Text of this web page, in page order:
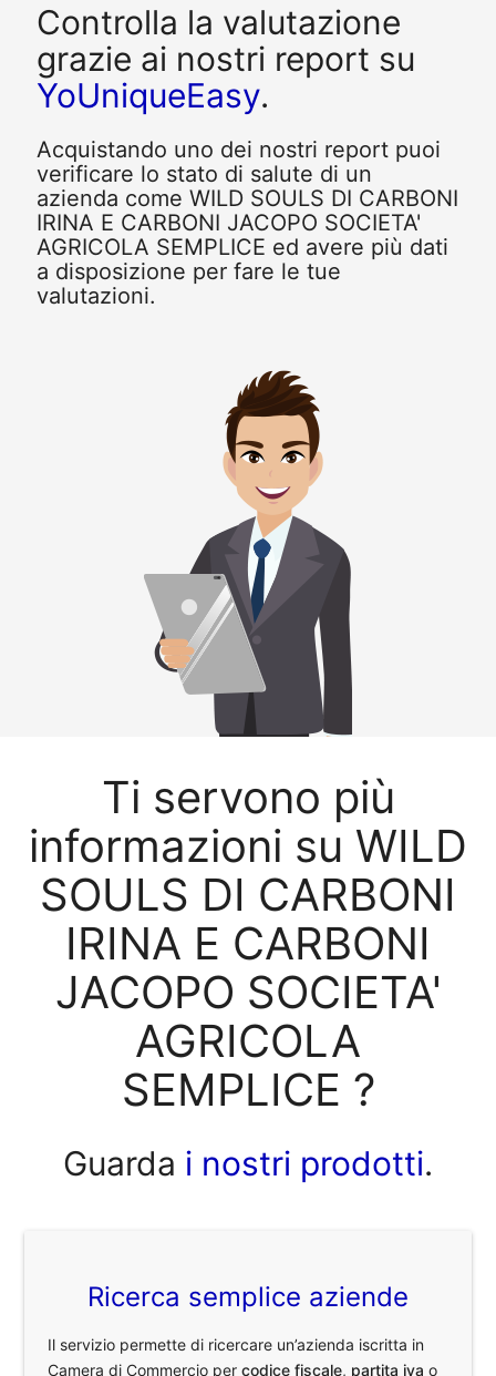
Controlla la valutazione
grazie ai nostri report su
YoUniqueEasy.
Acquistando uno dei nostri report puoi
verificare lo stato di salute di un
azienda come WILD SOULS DI CARBONI
IRINA E CARBONI JACOPO SOCIETA'
AGRICOLA SEMPLICE ed avere più dati
a disposizione per fare le tue
valutazioni.
Ti servono più
informazioni su WILD
SOULS DI CARBONI
IRINA E CARBONI
JACOPO SOCIETA'
AGRICOLA
SEMPLICE ?
Guarda i nostri prodotti.
Ricerca semplice aziende
Il servizio permette di ricercare un’azienda iscritta in
Camera di Commercio percodice fiscale, partita iva o